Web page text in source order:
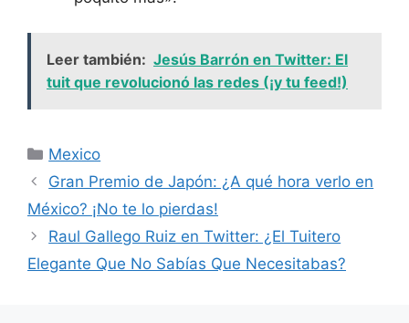
Leer también: Jesús Barrón en Twitter: El
tuit que revolucionó las redes (¡y tu feed!)
Categorías
Mexico
Gran Premio de Japón: ¿A qué hora verlo en
México? ¡No te lo pierdas!
Raul Gallego Ruiz en Twitter: ¿El Tuitero
Elegante Que No Sabías Que Necesitabas?